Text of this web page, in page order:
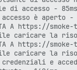
di accesso - 85ms
è aperto -
A https://
caricare la
A https://
caricare la
e